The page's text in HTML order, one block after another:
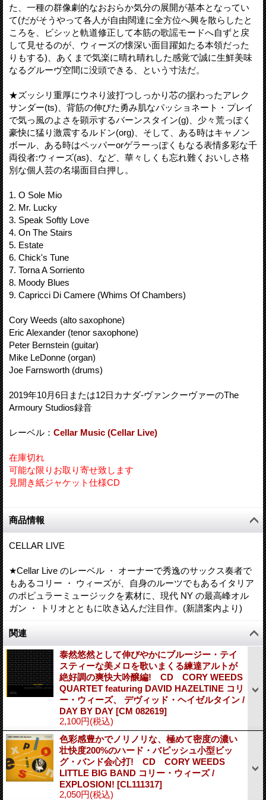
た、一種の群像劇的なおおらか気分の展開が基本となってい
て(だがそうやって各人が自由闊達に全方位へ興を散らしたと
ころを、ビシッと軌道修正して本筋の歌謡モードへ自ずと戻
して見せるのが、ウィーズの懐深い面目躍如たる本領だった
りもする)、あくまで気楽に晴れ晴れした感覚で誠に生鮮美味
なるグルーヴ空間に没頭できる、という寸法だ。
★ズッシリ重厚にウネり波打つしっかり芯の据わったアレク
サンダー(ts)、背筋の伸びた勇み肌なパッショネート・プレイ
で気っ風のよさを顕示するバーンスタイン(g)、少々荒っぽく
豪快に猛り激震するルドン(org)、そして、ある時はキャノン
ボール、ある時はペッパーorゲラーっぽくもなる表情多彩な千
両役者:ウィーズ(as)、など、華々しくも忘れ難くおいしさ格
別な個人芸の名場面目白押し。
1. O Sole Mio
2. Mr. Lucky
3. Speak Softly Love
4. On The Stairs
5. Estate
6. Chick's Tune
7. Torna A Sorriento
8. Moody Blues
9. Capricci Di Camere (Whims Of Chambers)
Cory Weeds (alto saxophone)
Eric Alexander (tenor saxophone)
Peter Bernstein (guitar)
Mike LeDonne (organ)
Joe Farnsworth (drums)
2019年10月6日または12日カナダ-ヴァンクーヴァーのThe
Armoury Studios録音
レーベル： Cellar Music (Cellar Live)
在庫切れ
可能な限りお取り寄せ致します
見開き紙ジャケット仕様CD
商品情報
CELLAR LIVE
★Cellar Live のレーベル ・ オーナーで秀逸のサックス奏者で
もあるコリー ・ ウィーズが、自身のルーツでもあるイタリア
のポピュラーミュージックを素材に、現代 NY の最高峰オル
ガン ・ トリオとともに吹き込んだ注目作。(新譜案内より)
関連
泰然悠然として伸びやかにブルージー・テイ
スティーな美メロを歌いまくる練達アルトが
絶好調の爽快大吟醸編! CD CORY WEEDS
QUARTET featuring DAVID HAZELTINE コリ
ー・ウィーズ、 デヴィッド・ヘイゼルタイン /
DAY BY DAY [CM 082619]
2,100円(税込)
色彩感豊かでノリノリな、極めて密度の濃い
壮快度200%のハード・バピッシュ小型ビッ
グ・バンド会心打! CD CORY WEEDS
LITTLE BIG BAND コリー・ウィーズ /
EXPLOSION! [CL111317]
2,050円(税込)